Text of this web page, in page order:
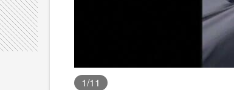
1/11